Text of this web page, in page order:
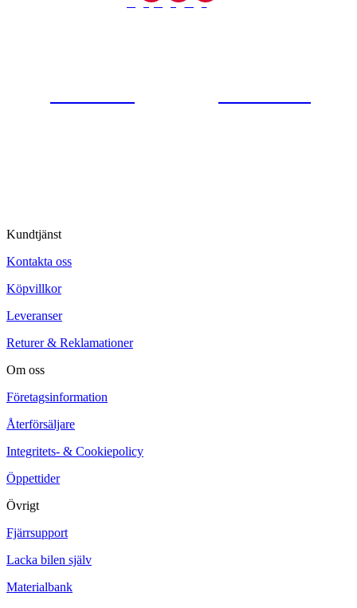
Kundtjänst
Kontakta oss
Köpvillkor
Leveranser
Returer & Reklamationer
Om oss
Företagsinformation
Återförsäljare
Integritets- & Cookiepolicy
Öppettider
Övrigt
Fjärrsupport
Lacka bilen själv
Materialbank